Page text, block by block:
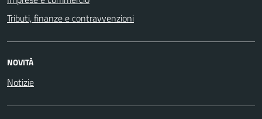
Tributi, finanze e contravvenzioni
NOVITÀ
Notizie